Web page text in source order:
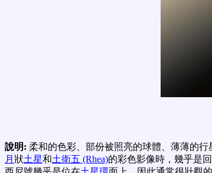
說明: 柔和的色彩、部份被照亮的球體、薄薄的
月 狀土星和土衛五 (Rhea)的彩色影像時，幾乎是回